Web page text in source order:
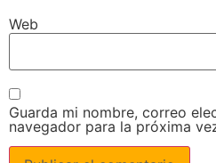
Web
Guarda mi nombre, correo
navegador para la próxima